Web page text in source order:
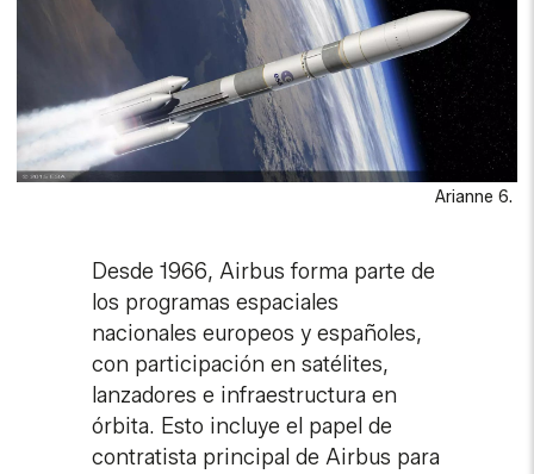
Arianne 6.
Desde 1966, Airbus forma parte de
los programas espaciales
nacionales europeos y españoles,
con participación en satélites,
lanzadores e infraestructura en
órbita. Esto incluye el papel de
contratista principal de Airbus para